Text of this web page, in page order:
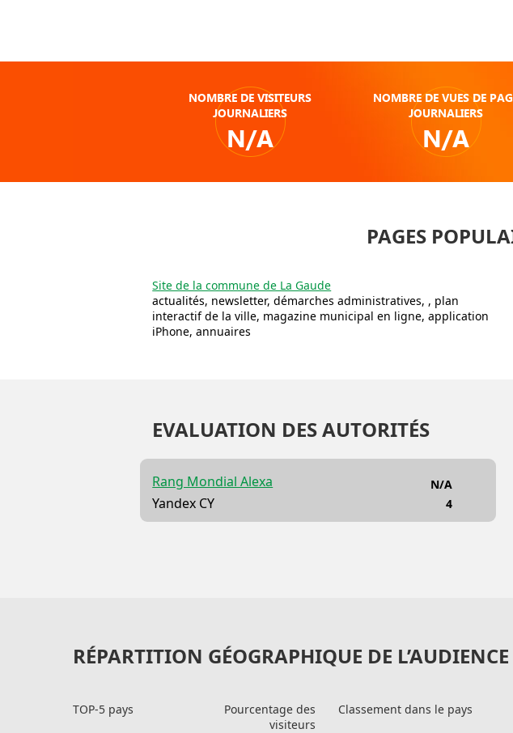
NOMBRE DE VISITEURS
JOURNALIERS
N/A
NOMBRE DE VUES DE
JOURNALIERS
N/A
PAGES
Site de la commune de La Gaude
actualités, newsletter, démarches administratives, , plan
interactif de la ville, magazine municipal en ligne, application
iPhone, annuaires
EVALUATION DES AUTORITÉS
Rang Mondial Alexa
Yandex CY
N/A
4
RÉPARTITION GÉOGRAPHIQUE DE L’AUDIENCE
TOP-5 pays
Pourcentage des
visiteurs
Classement dans le pays